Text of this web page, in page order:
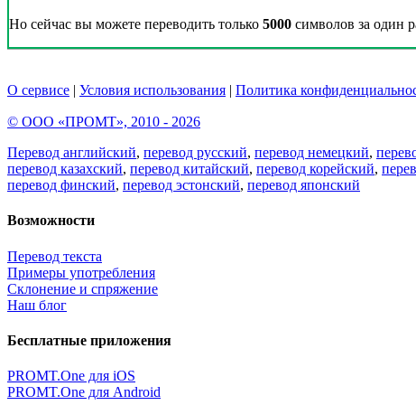
Но сейчас вы можете переводить только 5000 символов за один
О сервисе | Условия использования | Политика
© ООО «ПРОМТ», 2010 - 2026
Перевод английский, перевод русский, перевод немецкий,
перевод казахский, перевод китайский, перевод корейский,
перевод финский, перевод эстонский, перевод японский
Возможности
Перевод текста
Примеры употребления
Склонение и спряжение
Наш блог
Бесплатные приложения
PROMT.One для iOS
PROMT.One для Android